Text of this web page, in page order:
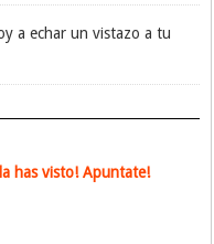
a echar un vistazo a tu
has visto! Apuntate!